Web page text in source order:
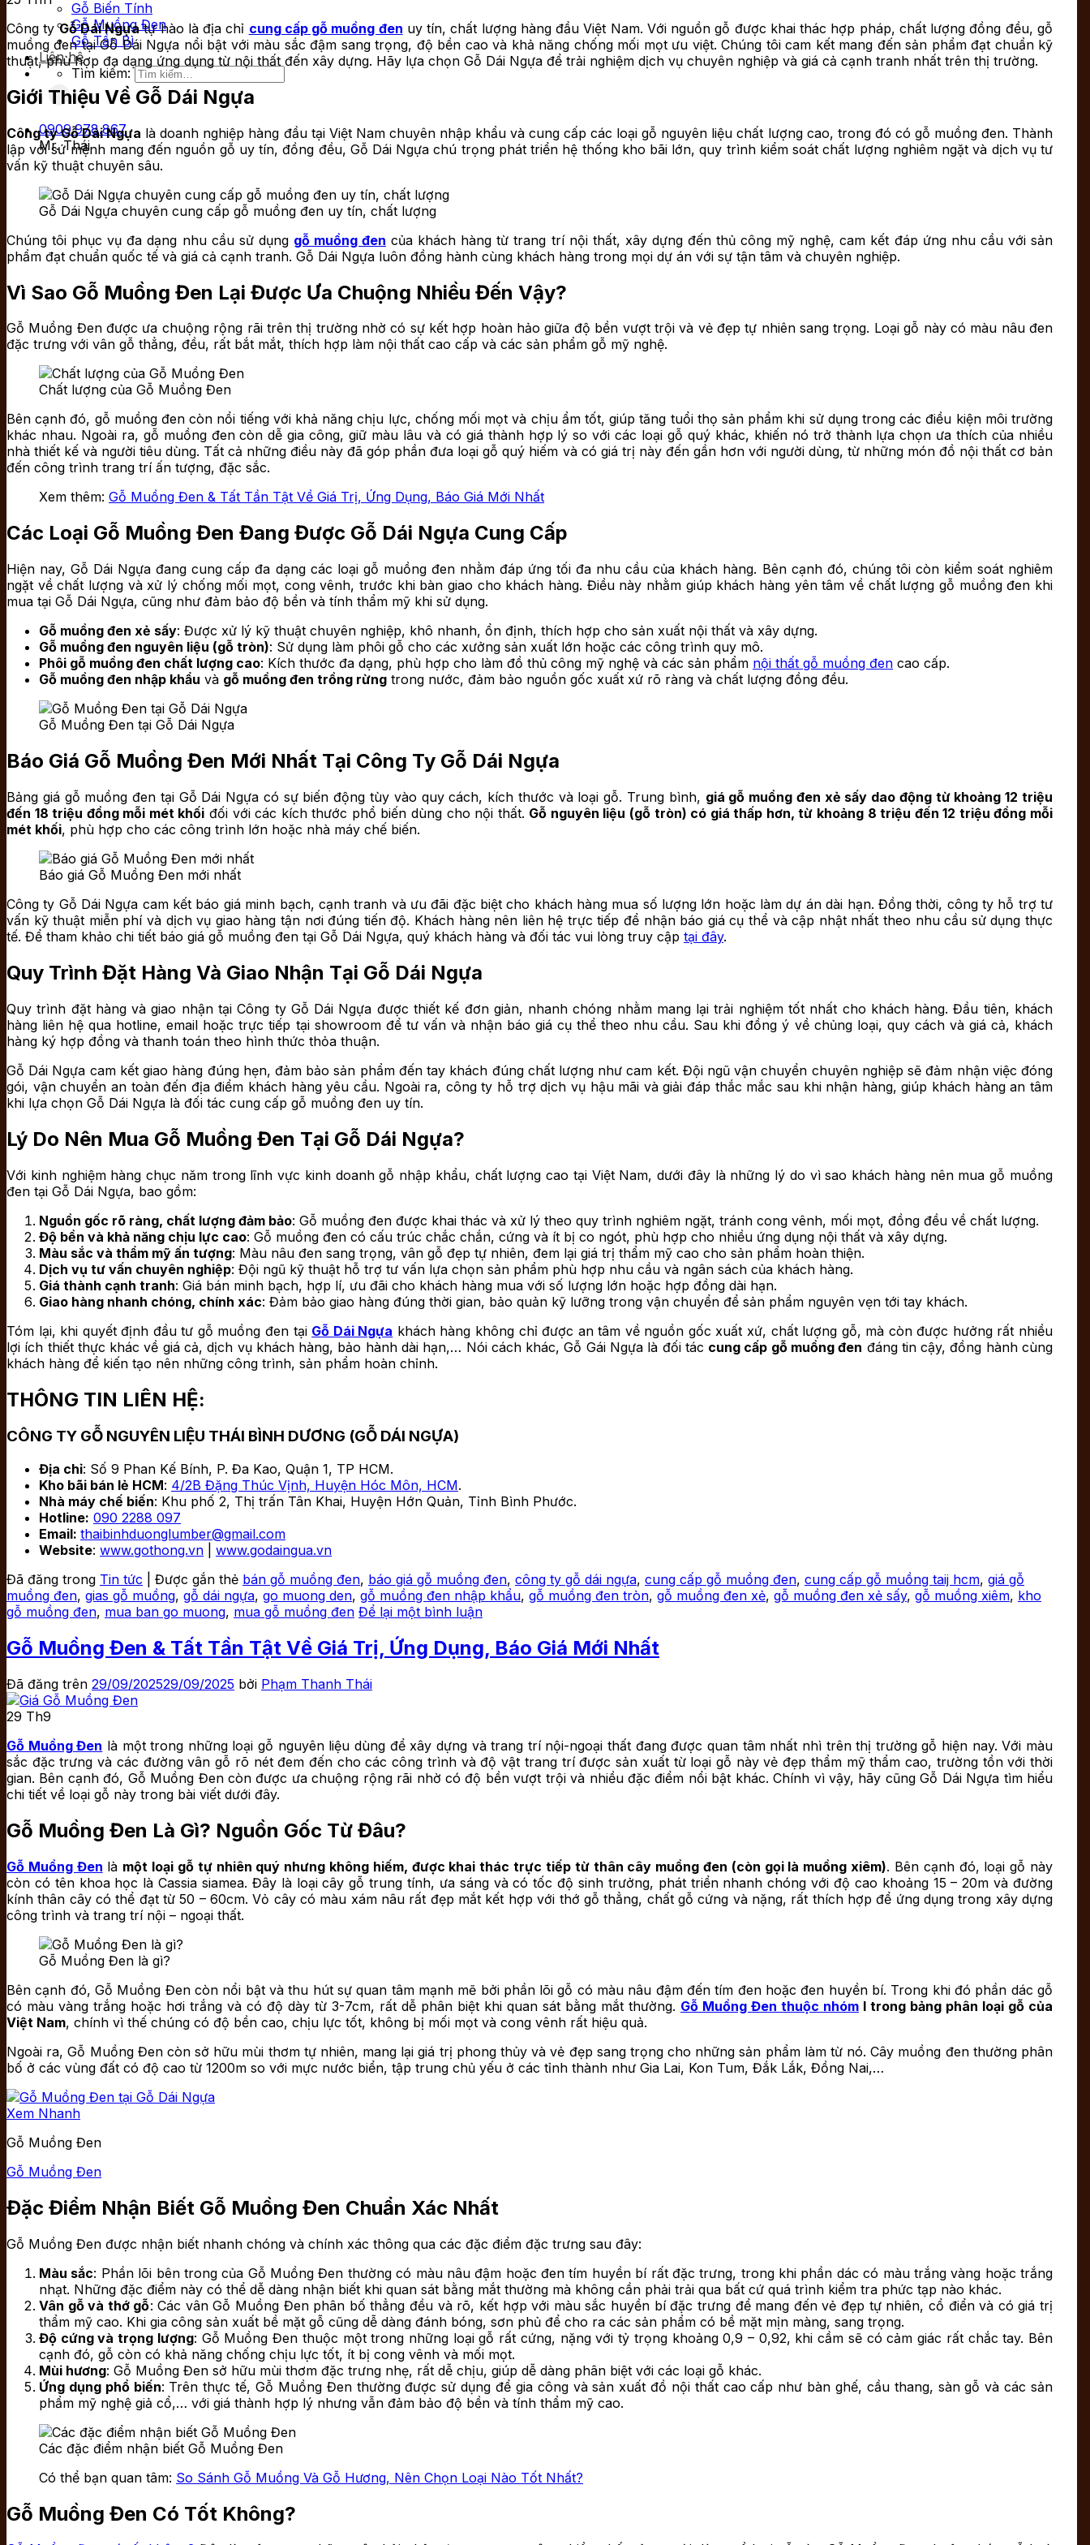
Gỗ Biến Tính
Gỗ Muồng Đen
Gỗ Tần Bì
Liên hệ
Tìm kiếm:
0909.978.867
Mr. Thái
Công tyGỗ Dái Ngựatự hào là địa chỉ cung cấp gỗ muồng đen uy tín, chất lượng hàng đầu Việt Nam. Với nguồn gỗ được khai thác hợp pháp, chất lượng đồng đều, gỗ
muồng đen tại Gỗ Dái Ngựa nổi bật với màu sắc đậm sang trọng, độ bền cao và khả năng chống mối mọt ưu việt. Chúng tôi cam kết mang đến sản phẩm đạt chuẩn kỹ
thuật, phù hợp đa dạng ứng dụng từ nội thất đến xây dựng. Hãy lựa chọn Gỗ Dái Ngựa để trải nghiệm dịch vụ chuyên nghiệp và giá cả cạnh tranh nhất trên thị trường.
Giới Thiệu Về Gỗ Dái Ngựa
Công ty Gỗ Dái Ngựa là doanh nghiệp hàng đầu tại Việt Nam chuyên nhập khẩu và cung cấp các loại gỗ nguyên liệu chất lượng cao, trong đó có gỗ muồng đen. Thành
lập với sứ mệnh mang đến nguồn gỗ uy tín, đồng đều, Gỗ Dái Ngựa chú trọng phát triển hệ thống kho bãi lớn, quy trình kiểm soát chất lượng nghiêm ngặt và dịch vụ tư
vấn kỹ thuật chuyên sâu.
Gỗ Dái Ngựa chuyên cung cấp gỗ muồng đen uy tín, chất lượng
Chúng tôi phục vụ đa dạng nhu cầu sử dụng gỗ muồng đen của khách hàng từ trang trí nội thất, xây dựng đến thủ công mỹ nghệ, cam kết đáp ứng nhu cầu với sản
phẩm đạt chuẩn quốc tế và giá cả cạnh tranh. Gỗ Dái Ngựa luôn đồng hành cùng khách hàng trong mọi dự án với sự tận tâm và chuyên nghiệp.
Vì Sao Gỗ Muồng Đen Lại Được Ưa Chuộng Nhiều Đến Vậy?
Gỗ Muồng Đen được ưa chuộng rộng rãi trên thị trường nhờ có sự kết hợp hoàn hảo giữa độ bền vượt trội và vẻ đẹp tự nhiên sang trọng. Loại gỗ này có màu nâu đen
đặc trưng với vân gỗ thẳng, đều, rất bắt mắt, thích hợp làm nội thất cao cấp và các sản phẩm gỗ mỹ nghệ.
Chất lượng của Gỗ Muồng Đen
Bên cạnh đó, gỗ muồng đen còn nổi tiếng với khả năng chịu lực, chống mối mọt và chịu ẩm tốt, giúp tăng tuổi thọ sản phẩm khi sử dụng trong các điều kiện môi trường
khác nhau. Ngoài ra, gỗ muồng đen còn dễ gia công, giữ màu lâu và có giá thành hợp lý so với các loại gỗ quý khác, khiến nó trở thành lựa chọn ưa thích của nhiều
nhà thiết kế và người tiêu dùng. Tất cả những điều này đã góp phần đưa loại gỗ quý hiếm và có giá trị này đến gần hơn với người dùng, từ những món đồ nội thất cơ bản
đến công trình trang trí ấn tượng, đặc sắc.
Xem thêm: Gỗ Muồng Đen & Tất Tần Tật Về Giá Trị, Ứng Dụng, Báo Giá Mới Nhất
Các Loại Gỗ Muồng Đen Đang Được Gỗ Dái Ngựa Cung Cấp
Hiện nay, Gỗ Dái Ngựa đang cung cấp đa dạng các loại gỗ muồng đen nhằm đáp ứng tối đa nhu cầu của khách hàng. Bên cạnh đó, chúng tôi còn kiểm soát nghiêm
ngặt về chất lượng và xử lý chống mối mọt, cong vênh, trước khi bàn giao cho khách hàng. Điều này nhằm giúp khách hàng yên tâm về chất lượng gỗ muồng đen khi
mua tại Gỗ Dái Ngựa, cũng như đảm bảo độ bền và tính thẩm mỹ khi sử dụng.
Gỗ muồng đen xẻ sấy: Được xử lý kỹ thuật chuyên nghiệp, khô nhanh, ổn định, thích hợp cho sản xuất nội thất và xây dựng.
Gỗ muồng đen nguyên liệu (gỗ tròn): Sử dụng làm phôi gỗ cho các xưởng sản xuất lớn hoặc các công trình quy mô.
Phôi gỗ muồng đen chất lượng cao: Kích thước đa dạng, phù hợp cho làm đồ thủ công mỹ nghệ và các sản phẩm nội thất gỗ muồng đen cao cấp.
Gỗ muồng đen nhập khẩu và gỗ muồng đen trồng rừng trong nước, đảm bảo nguồn gốc xuất xứ rõ ràng và chất lượng đồng đều.
Gỗ Muồng Đen tại Gỗ Dái Ngựa
Báo Giá Gỗ Muồng Đen Mới Nhất Tại Công Ty Gỗ Dái Ngựa
Bảng giá gỗ muồng đen tại Gỗ Dái Ngựa có sự biến động tùy vào quy cách, kích thước và loại gỗ. Trung bình, giá gỗ muồng đen xẻ sấy dao động từ khoảng 12 triệu
đến 18 triệu đồng mỗi mét khối đối với các kích thước phổ biến dùng cho nội thất. Gỗ nguyên liệu (gỗ tròn) có giá thấp hơn, từ khoảng 8 triệu đến 12 triệu đồng mỗi
mét khối, phù hợp cho các công trình lớn hoặc nhà máy chế biến.
Báo giá Gỗ Muồng Đen mới nhất
Công ty Gỗ Dái Ngựa cam kết báo giá minh bạch, cạnh tranh và ưu đãi đặc biệt cho khách hàng mua số lượng lớn hoặc làm dự án dài hạn. Đồng thời, công ty hỗ trợ tư
vấn kỹ thuật miễn phí và dịch vụ giao hàng tận nơi đúng tiến độ. Khách hàng nên liên hệ trực tiếp để nhận báo giá cụ thể và cập nhật nhất theo nhu cầu sử dụng thực
tế. Để tham khảo chi tiết báo giá gỗ muồng đen tại Gỗ Dái Ngựa, quý khách hàng và đối tác vui lòng truy cập tại đây.
Quy Trình Đặt Hàng Và Giao Nhận Tại Gỗ Dái Ngựa
Quy trình đặt hàng và giao nhận tại Công ty Gỗ Dái Ngựa được thiết kế đơn giản, nhanh chóng nhằm mang lại trải nghiệm tốt nhất cho khách hàng. Đầu tiên, khách
hàng liên hệ qua hotline, email hoặc trực tiếp tại showroom để tư vấn và nhận báo giá cụ thể theo nhu cầu. Sau khi đồng ý về chủng loại, quy cách và giá cả, khách
hàng ký hợp đồng và thanh toán theo hình thức thỏa thuận.
Gỗ Dái Ngựa cam kết giao hàng đúng hẹn, đảm bảo sản phẩm đến tay khách đúng chất lượng như cam kết. Đội ngũ vận chuyển chuyên nghiệp sẽ đảm nhận việc đóng
gói, vận chuyển an toàn đến địa điểm khách hàng yêu cầu. Ngoài ra, công ty hỗ trợ dịch vụ hậu mãi và giải đáp thắc mắc sau khi nhận hàng, giúp khách hàng an tâm
khi lựa chọn Gỗ Dái Ngựa là đối tác cung cấp gỗ muồng đen uy tín.​
Lý Do Nên Mua Gỗ Muồng Đen Tại Gỗ Dái Ngựa?
Với kinh nghiệm hàng chục năm trong lĩnh vực kinh doanh gỗ nhập khẩu, chất lượng cao tại Việt Nam, dưới đây là những lý do vì sao khách hàng nên mua gỗ muồng
đen tại Gỗ Dái Ngựa, bao gồm:
Nguồn gốc rõ ràng, chất lượng đảm bảo: Gỗ muồng đen được khai thác và xử lý theo quy trình nghiêm ngặt, tránh cong vênh, mối mọt, đồng đều về chất lượng.
Độ bền và khả năng chịu lực cao: Gỗ muồng đen có cấu trúc chắc chắn, cứng và ít bị co ngót, phù hợp cho nhiều ứng dụng nội thất và xây dựng.
Màu sắc và thẩm mỹ ấn tượng: Màu nâu đen sang trọng, vân gỗ đẹp tự nhiên, đem lại giá trị thẩm mỹ cao cho sản phẩm hoàn thiện.
Dịch vụ tư vấn chuyên nghiệp: Đội ngũ kỹ thuật hỗ trợ tư vấn lựa chọn sản phẩm phù hợp nhu cầu và ngân sách của khách hàng.
Giá thành cạnh tranh: Giá bán minh bạch, hợp lí, ưu đãi cho khách hàng mua với số lượng lớn hoặc hợp đồng dài hạn.
Giao hàng nhanh chóng, chính xác: Đảm bảo giao hàng đúng thời gian, bảo quản kỹ lưỡng trong vận chuyển để sản phẩm nguyên vẹn tới tay khách.
Tóm lại, khi quyết định đầu tư gỗ muồng đen tại Gỗ Dái Ngựa khách hàng không chỉ được an tâm về nguồn gốc xuất xứ, chất lượng gỗ, mà còn được hưởng rất nhiều
lợi ích thiết thực khác về giá cả, dịch vụ khách hàng, bảo hành dài hạn,… Nói cách khác, Gỗ Gái Ngựa là đối tác cung cấp gỗ muồng đen đáng tin cậy, đồng hành cùng
khách hàng để kiến tạo nên những công trình, sản phẩm hoàn chỉnh.
THÔNG TIN LIÊN HỆ:
CÔNG TY GỖ NGUYÊN LIỆU THÁI BÌNH DƯƠNG (GỖ DÁI NGỰA)
Địa chỉ: Số 9 Phan Kế Bính, P. Đa Kao, Quận 1, TP HCM.
Kho bãi bán lẻ HCM: 4/2B Đặng Thúc Vịnh, Huyện Hóc Môn, HCM.
Nhà máy chế biến: Khu phố 2, Thị trấn Tân Khai, Huyện Hớn Quản, Tỉnh Bình Phước.
Hotline: 090 2288 097
Email: thaibinhduonglumber@gmail.com
Website: www.gothong.vn
www.godaingua.vn
Đã đăng trong Tin tức Được gắn thẻ bán gỗ muồng đen, báo giá gỗ muồng đen, công ty gỗ dái ngựa, cung cấp gỗ muồng đen, cung cấp gỗ muồng taij hcm, giá gỗ
muồng đen, gias gỗ muồng, gỗ dái ngựa, go muong den, gỗ muồng đen nhập khẩu, gỗ muồng đen tròn, gỗ muồng đen xẻ, gỗ muồng đen xẻ sấy, gỗ muồng xiêm, kho
gỗ muồng đen, mua ban go muong, mua gỗ muồng đen Để lại một bình luận
Gỗ Muồng Đen & Tất Tần Tật Về Giá Trị, Ứng Dụng, Báo Giá Mới Nhất
Đã đăng trên 29/09/202529/09/2025 bởi Phạm Thanh Thái
29 Th9
Gỗ Muồng Đen là một trong những loại gỗ nguyên liệu dùng để xây dựng và trang trí nội-ngoại thất đang được quan tâm nhất nhì trên thị trường gỗ hiện nay. Với màu
sắc đặc trưng và các đường vân gỗ rõ nét đem đến cho các công trình và độ vật trang trí được sản xuất từ loại gỗ này vẻ đẹp thẩm mỹ thẩm cao, trường tồn với thời
gian. Bên cạnh đó, Gỗ Muồng Đen còn được ưa chuộng rộng rãi nhờ có độ bền vượt trội và nhiều đặc điểm nổi bật khác. Chính vì vậy, hãy cũng Gỗ Dái Ngựa tìm hiểu
chi tiết về loại gỗ này trong bài viết dưới đây.
Gỗ Muồng Đen Là Gì? Nguồn Gốc Từ Đâu?
Gỗ Muồng Đen là một loại gỗ tự nhiên quý nhưng không hiếm, được khai thác trực tiếp từ thân cây muồng đen (còn gọi là muồng xiêm). Bên cạnh đó, loại gỗ này
còn có tên khoa học là Cassia siamea. Đây là loại cây gỗ trung tính, ưa sáng và có tốc độ sinh trưởng, phát triển nhanh chóng với độ cao khoảng 15 – 20m và đường
kính thân cây có thể đạt từ 50 – 60cm. Vỏ cây có màu xám nâu rất đẹp mắt kết hợp với thớ gỗ thẳng, chất gỗ cứng và nặng, rất thích hợp để ứng dụng trong xây dựng
công trình và trang trí nội – ngoại thất.
Gỗ Muồng Đen là gì?
Bên cạnh đó, Gỗ Muồng Đen còn nổi bật và thu hút sự quan tâm mạnh mẽ bởi phần lõi gỗ có màu nâu đậm đến tím đen hoặc đen huyền bí. Trong khi đó phần dác gỗ
có màu vàng trắng hoặc hơi trắng và có độ dày từ 3-7cm, rất dễ phân biệt khi quan sát bằng mắt thường. Gỗ Muồng Đen thuộc nhóm I trong bảng phân loại gỗ của
Việt Nam, chính vì thế chúng có độ bền cao, chịu lực tốt, không bị mối mọt và cong vênh rất hiệu quả.
Ngoài ra, Gỗ Muồng Đen còn sở hữu mùi thơm tự nhiên, mang lại giá trị phong thủy và vẻ đẹp sang trọng cho những sản phẩm làm từ nó. Cây muồng đen thường phân
bố ở các vùng đất có độ cao từ 1200m so với mực nước biển, tập trung chủ yếu ở các tỉnh thành như Gia Lai, Kon Tum, Đắk Lắk, Đồng Nai,…
Xem Nhanh
Gỗ Muồng Đen
Gỗ Muồng Đen
Đặc Điểm Nhận Biết Gỗ Muồng Đen Chuẩn Xác Nhất
Gỗ Muồng Đen được nhận biết nhanh chóng và chính xác thông qua các đặc điểm đặc trưng sau đây:
Màu sắc: Phần lõi bên trong của Gỗ Muồng Đen thường có màu nâu đậm hoặc đen tím huyền bí rất đặc trưng, trong khi phần dác có màu trắng vàng hoặc trắng
nhạt. Những đặc điểm này có thể dễ dàng nhận biết khi quan sát bằng mắt thường mà không cần phải trải qua bất cứ quá trình kiểm tra phức tạp nào khác.
Vân gỗ và thớ gỗ: Các vân Gỗ Muồng Đen phân bố thẳng đều và rõ, kết hợp với màu sắc huyền bí đặc trưng để mang đến vẻ đẹp tự nhiên, cổ điển và có giá trị
thẩm mỹ cao. Khi gia công sản xuất bề mặt gỗ cũng dễ dàng đánh bóng, sơn phủ để cho ra các sản phẩm có bề mặt mịn màng, sang trọng.
Độ cứng và trọng lượng: Gỗ Muồng Đen thuộc một trong những loại gỗ rất cứng, nặng với tỷ trọng khoảng 0,9 – 0,92, khi cầm sẽ có cảm giác rất chắc tay. Bên
cạnh đó, gỗ còn có khả năng chống chịu lực tốt, ít bị cong vênh và mối mọt.
Mùi hương: Gỗ Muồng Đen sở hữu mùi thơm đặc trưng nhẹ, rất dễ chịu, giúp dễ dàng phân biệt với các loại gỗ khác.
Ứng dụng phổ biến: Trên thực tế, Gỗ Muồng Đen thường được sử dụng để gia công và sản xuất đồ nội thất cao cấp như bàn ghế, cầu thang, sàn gỗ và các sản
phẩm mỹ nghệ giả cổ,… với giá thành hợp lý nhưng vẫn đảm bảo độ bền và tính thẩm mỹ cao.
Các đặc điểm nhận biết Gỗ Muồng Đen
Có thể bạn quan tâm: So Sánh Gỗ Muồng Và Gỗ Hương, Nên Chọn Loại Nào Tốt Nhất?
Gỗ Muồng Đen Có Tốt Không?